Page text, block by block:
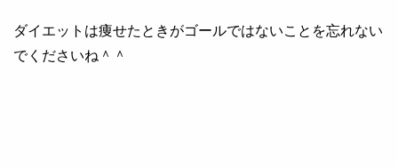
ダイエットは痩せたときがゴールではないことを忘れない
でくださいね＾＾